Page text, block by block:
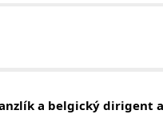
a belgický dirigent